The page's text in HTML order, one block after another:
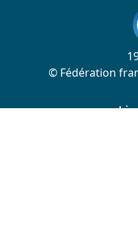
© Fédération